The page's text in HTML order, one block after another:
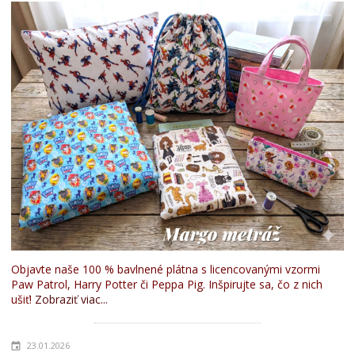
Objavte naše 100 % bavlnené plátna s licencovanými vzormi
Paw Patrol, Harry Potter či Peppa Pig. Inšpirujte sa, čo z nich
ušiť! Zobraziť viac...
23.01.2026